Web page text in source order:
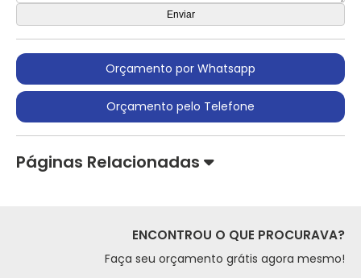
Orçamento por Whatsapp
Orçamento pelo Telefone
Páginas Relacionadas
ENCONTROU O QUE PROCURAVA?
Faça seu orçamento grátis agora mesmo!